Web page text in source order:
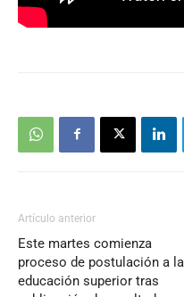
Artículo anterior
Este martes comienza
proceso de postulación a la
educación superior tras